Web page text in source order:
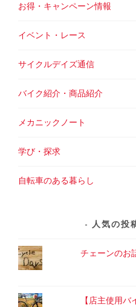
お得・キャンペーン情報
イベント・レース
サイクルデイズ通信
バイク紹介・商品紹介
メカニックノート
学び・探求
自転車のある暮らし
人気の投
チェーンのお
【店主使用